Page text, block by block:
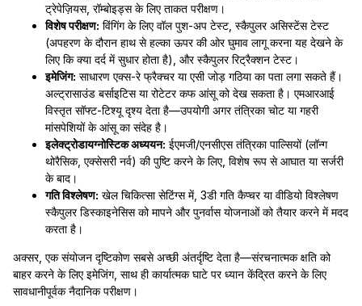
ट्रेपेज़ियस, रॉम्बोइड्स के लिए ताकत परीक्षण।
विशेष परीक्षण: विंगिंग के लिए वॉल पुश-अप टेस्ट, स्कैपुलर असिस्टेंस टेस्ट
(अपहरण के दौरान हाथ से हल्का ऊपर की ओर घुमाव लागू करना यह देखने के
लिए कि क्या दर्द में सुधार होता है), और स्कैपुलर रिट्रैक्शन टेस्ट।
इमेजिंग: साधारण एक्स-रे फ्रैक्चर या एसी जोड़ गठिया का पता लगा सकते हैं।
अल्ट्रासाउंड बर्साइटिस या रोटेटर कफ आंसू को देख सकता है। एमआरआई
विस्तृत सॉफ्ट-टिश्यू दृश्य देता है—उपयोगी अगर तंत्रिका चोट या गहरी
मांसपेशियों के आंसू का संदेह है।
इलेक्ट्रोडायग्नोस्टिक अध्ययन: ईएमजी/एनसीएस तंत्रिका पाल्सियों (लॉन्ग
थोरैसिक, एक्सेसरी नर्व) की पुष्टि करने के लिए, विशेष रूप से आघात या सर्जरी
के बाद।
गति विश्लेषण: खेल चिकित्सा सेटिंग्स में, 3डी गति कैप्चर या वीडियो विश्लेषण
स्कैपुलर डिस्काइनेसिस को मापने और पुनर्वास योजनाओं को तैयार करने में मदद
करता है।
अक्सर, एक संयोजन दृष्टिकोण सबसे अच्छी अंतर्दृष्टि देता है—संरचनात्मक क्षति को
बाहर करने के लिए इमेजिंग, साथ ही कार्यात्मक घाटे पर ध्यान केंद्रित करने के लिए
सावधानीपूर्वक नैदानिक परीक्षण।